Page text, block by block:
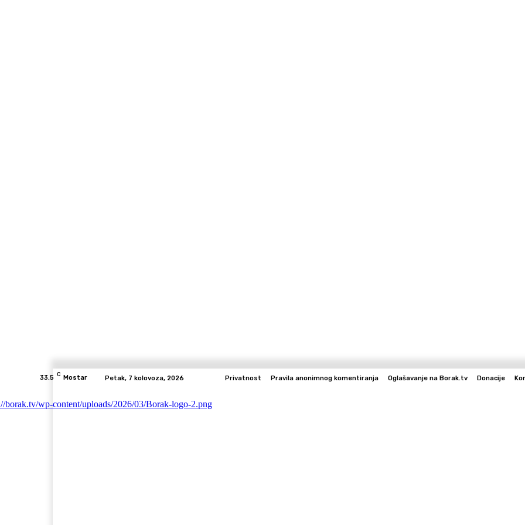
33.5 C Mostar Petak, 7 kolovoza, 2026 Privatnost Pravila anonimnog komentiranja Oglašavanje na Borak.tv Donacije